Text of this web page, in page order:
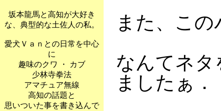
坂本龍馬と高知が大好き
な、典型的な土佐人の私。
愛犬Ｖａｎとの日常を中心
に
趣味のクワ ・ カブ
少林寺拳法
アマチュア無線
高知の話題と
思いついた事を書き込んで
また、こ
なんてネ
ましたぁ